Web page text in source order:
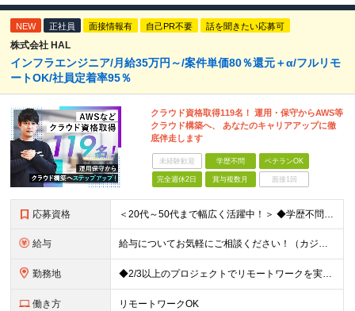
NEW 正社員 面接情報有 自己PR不要 話を聞きたい応募可
株式会社 HAL
インフラエンジニア/月給35万円～/案件単価80％還元＋α/フルリモ
ートOK/社員定着率95％
クラウド資格取得119名！ 運用・保守からAWS等
クラウド構築へ、 あなたのキャリアアップに徹
底伴走します
未経験歓迎 学歴不問 ベテランOK
完全週休2日 賞与複数月 面接1回
応募資格 ＜20代～50代まで幅広く活躍中！＞ ◆学歴不問 ◆何らかのインフラ関連の実務経験 ★経験年数不問/運用監視レベルも歓迎 ＜こんな方は大歓迎！＞ ◎今の収入に不満がある ◎もっと上流の案件で活躍した
給与 給与についてお気軽にご相談ください！（カジュアル面談可能） 月給35万円～＋各種手当＋賞与2回 ※固定残業代は、時間外労働の有無に関わらず40時間分を87,500円～支給 ※超過分は別途支給 ※試用
勤務地 ◆2/3以上のプロジェクトでリモートワークを実施中！ ≪自社拠点≫ ・東京本社／東京都千代田区丸の内二丁目6番1号 丸の内パークビルディング6階 ・関西支社／⼤阪府⼤阪市中央区安⼟町2-3-13 ⼤
働き方 リモートワークOK